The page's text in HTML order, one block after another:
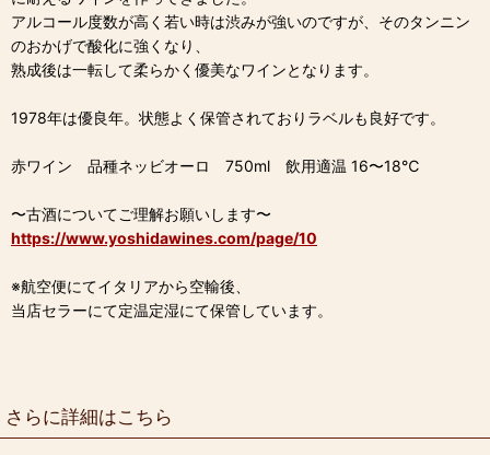
アルコール度数が高く若い時は渋みが強いのですが、そのタンニン
のおかげで酸化に強くなり、
熟成後は一転して柔らかく優美なワインとなります。
1978年は優良年。状態よく保管されておりラベルも良好です。
赤ワイン 品種ネッビオーロ 750ml 飲用適温 16〜18℃
〜古酒についてご理解お願いします〜
https://www.yoshidawines.com/page/10
※航空便にてイタリアから空輸後、
当店セラーにて定温定湿にて保管しています。
さらに詳細はこちら